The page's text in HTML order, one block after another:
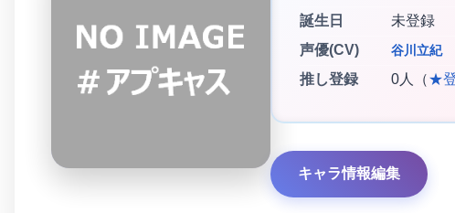
誕生日
未登録
声優(CV)
谷川立紀
推し登録 0人（★
キャラ情報編集